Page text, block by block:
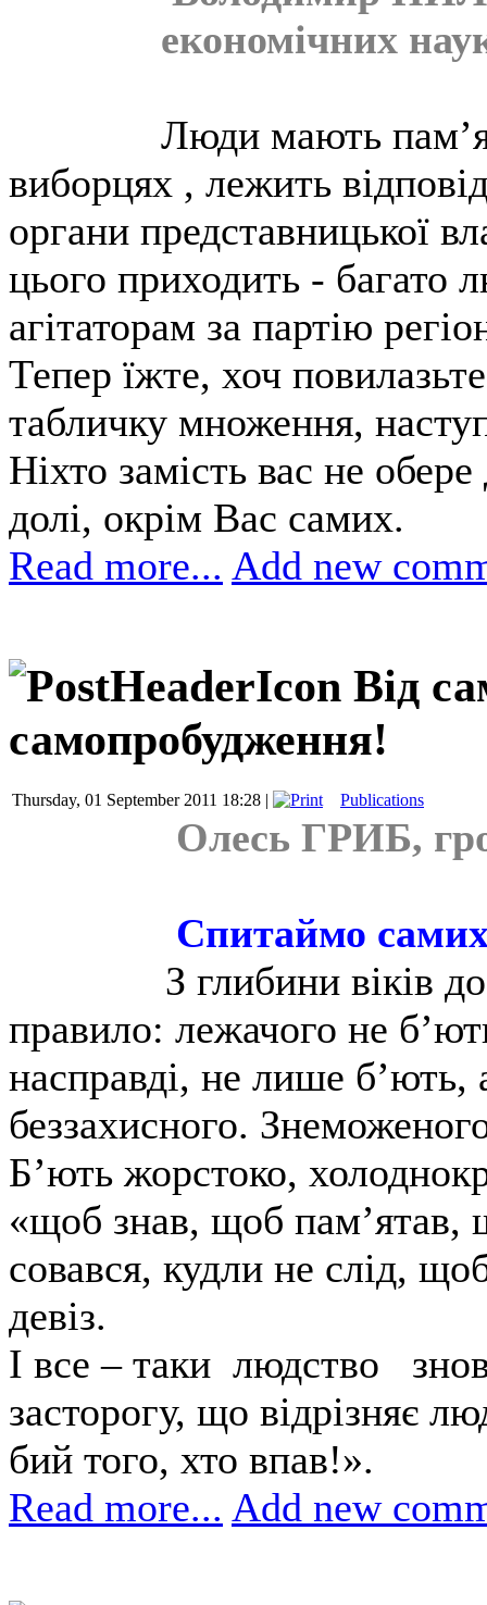
економічних
Люди мають
виборцях , лежить
органи представницької
цього приходить - багато
агітаторам за партію
Тепер їжте, хоч
табличку множення,
Ніхто замість вас не
долі, окрім Вас самих.
Read more... Add new
Від
самопробудження!
Thursday, 01 September 2011 18:28 | Publications
Олесь ГРИБ,
Спитаймо самих
З глибини віків
правило: лежачого не
насправді, не лише б’ють,
беззахисного.
Б’ють жорстоко,
«щоб знав, щоб пам’ятав,
совався, кудли не слід,
девіз.
І все – таки людство
засторогу, що відрізняє
бий того, хто впав!».
Read more... Add new